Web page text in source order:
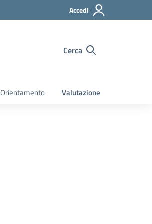
Accedi
Cerca
Orientamento Valutazione